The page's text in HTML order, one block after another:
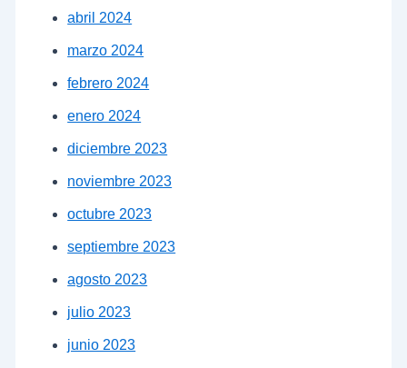
abril 2024
marzo 2024
febrero 2024
enero 2024
diciembre 2023
noviembre 2023
octubre 2023
septiembre 2023
agosto 2023
julio 2023
junio 2023